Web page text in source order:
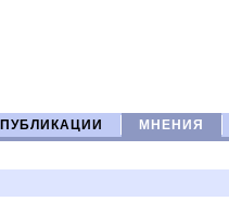
ПУБЛИКАЦИИ МНЕНИЯ